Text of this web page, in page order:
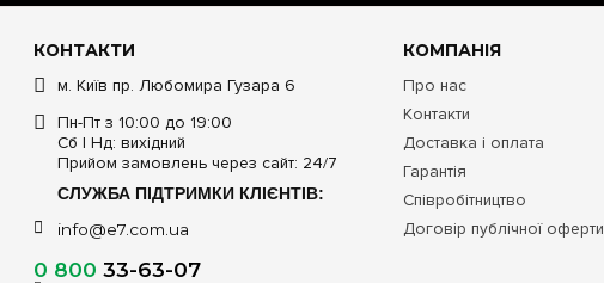
КОНТАКТИ
м. Київ пр. Любомира Гузара 6
Пн-Пт з 10:00 до 19:00
Сб | Нд: вихідний
Прийом замовлень через сайт: 24/7
СЛУЖБА ПІДТРИМКИ КЛІЄНТІВ:
info@e7.com.ua
0 800 33-63-07
КОМПАНІЯ
Про нас
Контакти
Доставка і оплата
Гарантія
Співробітництво
Договір публічної оферти